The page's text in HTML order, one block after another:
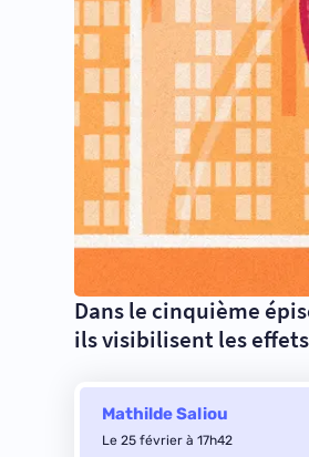
Dans le cinquième
ils visibilisent les
Mathilde Saliou
Le 25 février à 17h42